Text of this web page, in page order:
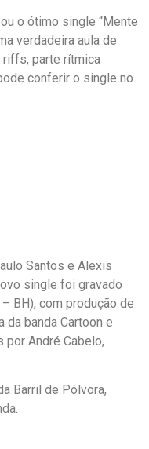
o ótimo single “Mente
verdadeira aula de
parte rítmica
conferir o single no
Santos e Alexis
single foi gravado
BH), com produção de
da banda Cartoon e
André Cabelo,
Barril de Pólvora,